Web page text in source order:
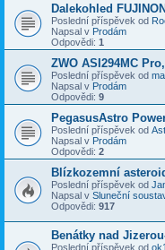
Dalekohled
Poslední příspěvek od
Napsal v Prodám
Odpovědi: 1
ZWO ASI294MC
Poslední příspěvek od
Napsal v Prodám
Odpovědi: 9
PegasusAstro
Poslední příspěvek od
Napsal v Prodám
Odpovědi: 2
Blízkozemní
Poslední příspěvek od
Napsal v Sluneční
Odpovědi: 917
Benátky nad
Poslední příspěvek od